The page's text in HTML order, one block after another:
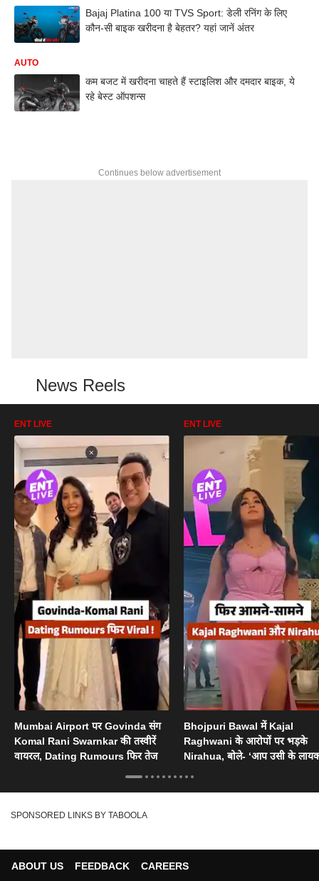
Bajaj Platina 100 या TVS Sport: डेली रनिंग के लिए
कौन-सी बाइक खरीदना है बेहतर? यहां जानें अंतर
AUTO
कम बजट में खरीदना चाहते हैं स्टाइलिश और दमदार बाइक, ये
रहे बेस्ट ऑपशन्स
Continues below advertisement
News Reels
ENT LIVE
Mumbai Airport पर Govinda संग
Komal Rani Swarnkar की तस्वीरें
वायरल, Dating Rumours फिर तेज
ENT LIVE
Bhojpuri Bawal में Kajal
Raghwani के आरोपों पर भड़के
Nirahua, बोले- ‘आप उसी के लायक
SPONSORED LINKS BY TABOOLA
ABOUT US FEEDBACK CAREERS